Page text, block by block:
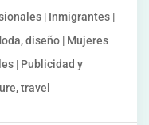
| Inmigrantes |
diseño | Mujeres
| Publicidad y
travel